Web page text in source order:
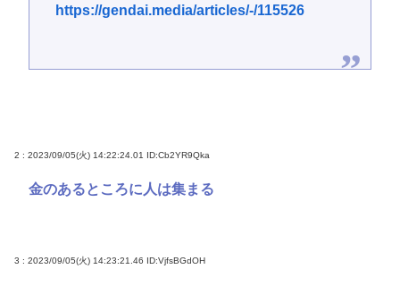
https://gendai.media/articles/-/115526
2 : 2023/09/05(火) 14:22:24.01 ID:Cb2YR9Qka
金のあるところに人は集まる
3 : 2023/09/05(火) 14:23:21.46 ID:VjfsBGdOH